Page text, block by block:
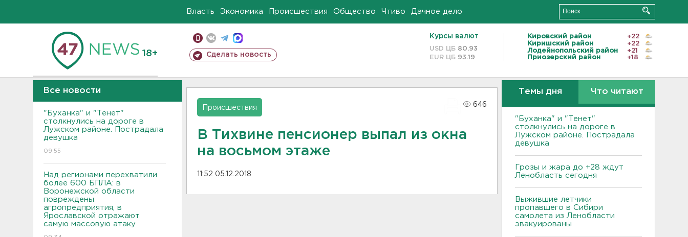
Власть Экономика Происшествия Общество Чтиво Дачное дело
18+ Сделать новость
Курсы валют
USD ЦБ 80.93
EUR ЦБ 93.19
Кировский район
+22
Киришский район
+22
Лодейнопольский район
+21
Приозерский район
+18
Все новости
"Буханка" и "Тенет"
столкнулись на дороге в
Лужском районе. Пострадала
девушка
09:55
Над регионами перехватили
более 600 БПЛА: в
Воронежской области
повреждены
агропредприятия, в
Ярославской отражают
самую массовую атаку
Происшествия
646
В Тихвине пенсионер выпал из окна
на восьмом этаже
11:52 05.12.2018
Темы дня Что читают
"Буханка" и "Тенет"
столкнулись на дороге в
Лужском районе. Пострадала
девушка
Грозы и жара до +28 ждут
Ленобласть сегодня
Выжившие летчики
пропавшего в Сибири
самолета из Ленобласти
эвакуированы